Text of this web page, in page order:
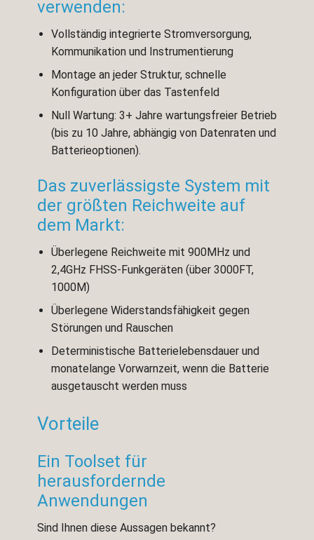
verwenden:
Vollständig integrierte Stromversorgung,
Kommunikation und Instrumentierung
Montage an jeder Struktur, schnelle
Konfiguration über das Tastenfeld
Null Wartung: 3+ Jahre wartungsfreier Betrieb
(bis zu 10 Jahre, abhängig von Datenraten und
Batterieoptionen).
Das zuverlässigste System mit
der größten Reichweite auf
dem Markt:
Überlegene Reichweite mit 900MHz und
2,4GHz FHSS-Funkgeräten (über 3000FT,
1000M)
Überlegene Widerstandsfähigkeit gegen
Störungen und Rauschen
Deterministische Batterielebensdauer und
monatelange Vorwarnzeit, wenn die Batterie
ausgetauscht werden muss
Vorteile
Ein Toolset für
herausfordernde
Anwendungen
Sind Ihnen diese Aussagen bekannt?